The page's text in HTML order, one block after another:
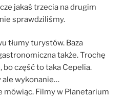
jakaś trzecia na drugim
sprawdziliśmy.
tłumy turystów. Baza
także. Trochę
część to taka Cepelia.
ale wykonanie…
mówiąc. Filmy w Planetarium